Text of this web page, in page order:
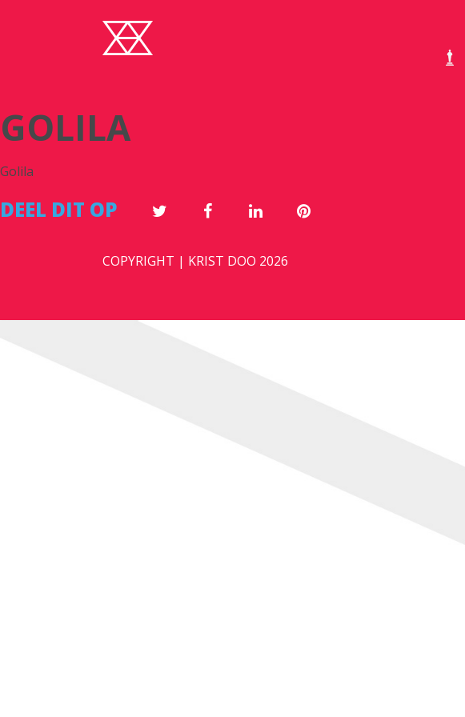
GOLILA
Golila
DEEL DIT OP
COPYRIGHT | KRIST DOO 2026